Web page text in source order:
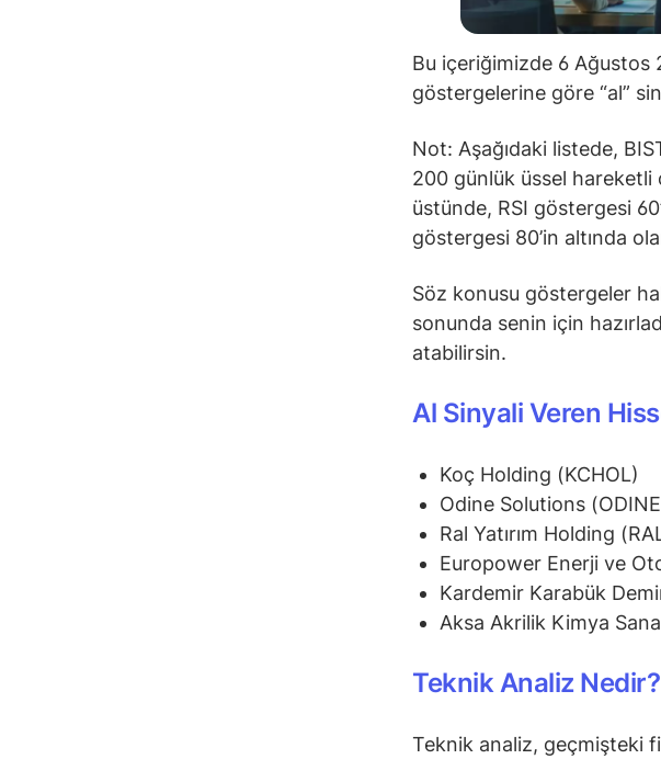
Bu içeriğimizde 6 Ağustos
göstergelerine göre “al”
Not: Aşağıdaki listede,
200 günlük üssel hareketli
üstünde, RSI göstergesi
göstergesi 80’in altında
Söz konusu göstergeler
sonunda senin için
atabilirsin.
Al Sinyali Veren
Koç Holding (KCHOL)
Odine Solutions
Ral Yatırım Holding
Europower Enerji ve
Kardemir Karabük
Aksa Akrilik Kimya
Teknik Analiz Nedir?
Teknik analiz, geçmişteki